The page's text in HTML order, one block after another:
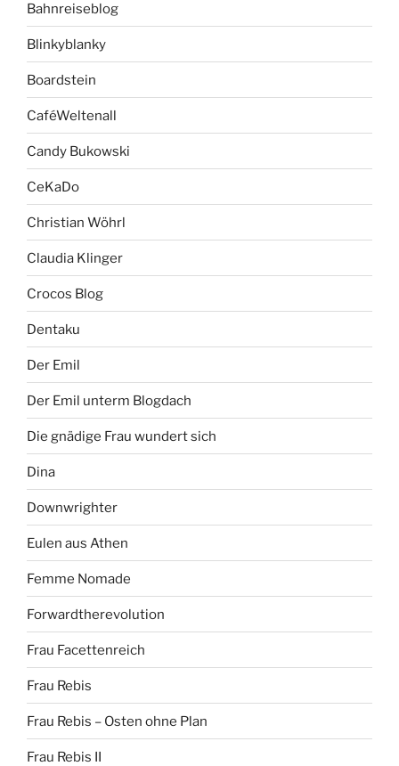
Bahnreiseblog
Blinkyblanky
Boardstein
CaféWeltenall
Candy Bukowski
CeKaDo
Christian Wöhrl
Claudia Klinger
Crocos Blog
Dentaku
Der Emil
Der Emil unterm Blogdach
Die gnädige Frau wundert sich
Dina
Downwrighter
Eulen aus Athen
Femme Nomade
Forwardtherevolution
Frau Facettenreich
Frau Rebis
Frau Rebis – Osten ohne Plan
Frau Rebis II